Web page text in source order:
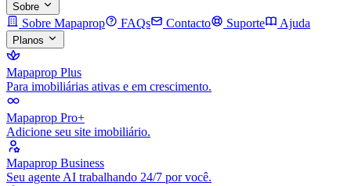
Sobre
Sobre Mapaprop FAQs Contacto Suporte Ajuda
Planos
Mapaprop Plus
Para imobiliárias ativas e em crescimento.
Mapaprop Pro+
Adicione seu site imobiliário.
Mapaprop Business
Seu agente AI trabalhando 24/7 por você.